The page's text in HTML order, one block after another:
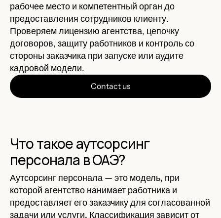
рабочее место и компетентный орган до
предоставления сотрудников клиенту.
Проверяем лицензию агентства, цепочку
договоров, защиту работников и контроль со
стороны заказчика при запуске или аудите
кадровой модели.
Contact us
Что такое аутсорсинг
персонала в ОАЭ?
Аутсорсинг персонала — это модель, при
которой агентство нанимает работника и
предоставляет его заказчику для согласованной
задачи или услуги. Классификация зависит от